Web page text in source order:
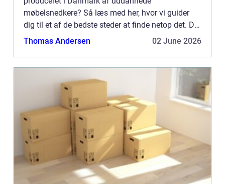
møbelsnedkere? Så læs med her, hvor vi guider
dig til et af de bedste steder at finde netop det. Det
er aldrig helt let at finde ud af, hvor ...
Thomas Andersen 02 June 2026